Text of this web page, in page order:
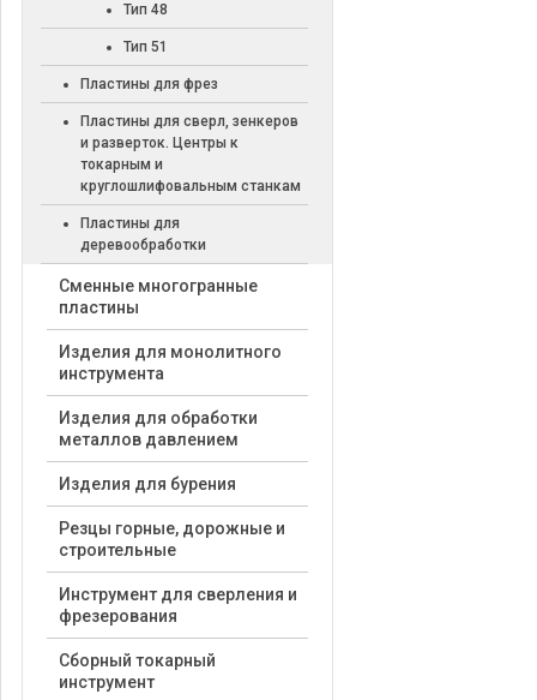
Тип 48
Тип 51
Пластины для фрез
Пластины для сверл, зенкеров
и разверток. Центры к
токарным и
круглошлифовальным станкам
Пластины для
деревообработки
Cменные многогранные
пластины
Изделия для монолитного
инструмента
Изделия для обработки
металлов давлением
Изделия для бурения
Резцы горные, дорожные и
строительные
Инструмент для сверления и
фрезерования
Сборный токарный
инструмент